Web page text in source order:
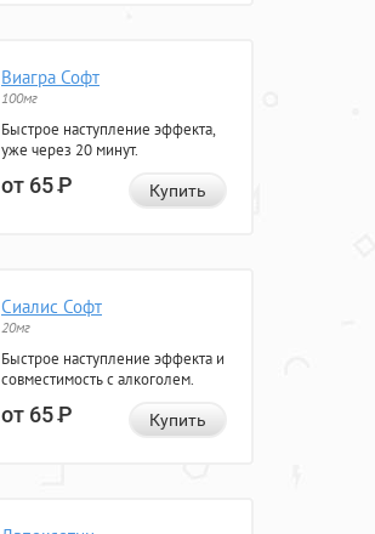
Виагра Софт
100мг
Быстрое наступление эффекта,
уже через 20 минут.
от 65Р Купить
Сиалис Софт
20мг
Быстрое наступление эффекта и
совместимость с алкоголем.
от 65Р Купить